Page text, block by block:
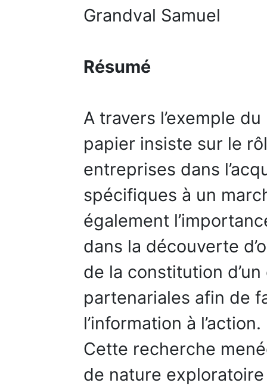
Grandval Samuel
Résumé
A travers l’exemple
papier insiste sur le
entreprises dans
spécifiques à un
également
dans la découverte
de la constitution
partenariales afin de
l’information à l’action.
Cette recherche
de nature exploratoire